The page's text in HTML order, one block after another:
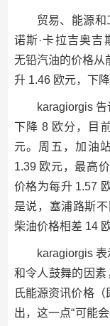
贸易、能源
诺斯·卡拉吉奥吉
无铅汽油的价格从
升 1.46 欧元，下降
karagiorgis
下降 8 欧分，目
元。周五，加油
1.39 欧元，最高
价格为每升 1.57
是说，塞浦路斯
柴油价格相差 14 欧
karagiorgis
和令人鼓舞的因
氏能源资讯价格
出，这一点“可能